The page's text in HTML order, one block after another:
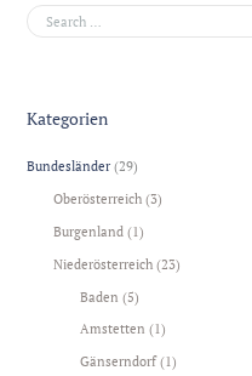
Kategorien
Bundesländer (29)
Oberösterreich (3)
Burgenland (1)
Niederösterreich (23)
Baden (5)
Amstetten (1)
Gänserndorf(1)